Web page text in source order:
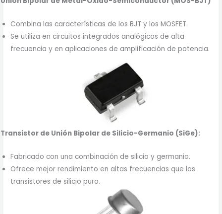
Combina las características de los BJT y los MOSFET.
Se utiliza en circuitos integrados analógicos de alta
frecuencia y en aplicaciones de amplificación de potencia.
Transistor de Unión Bipolar de Silicio-Germanio (SiGe):
Fabricado con una combinación de silicio y germanio.
Ofrece mejor rendimiento en altas frecuencias que los
transistores de silicio puro.